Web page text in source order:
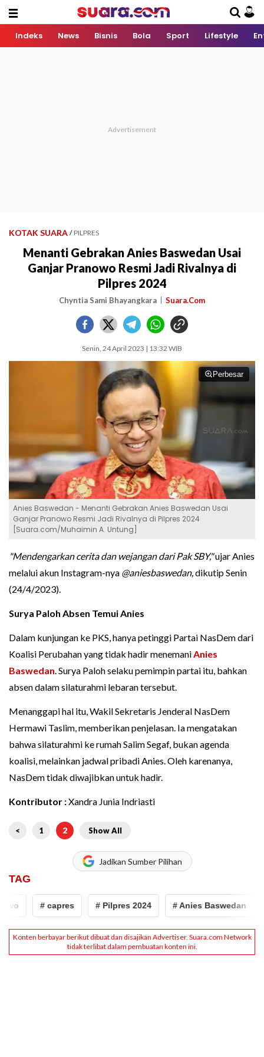
Indeks News Bisnis Bola Sport Lifestyle
KOTAK SUARA / PILPRES
Menanti Gebrakan Anies Baswedan Usai
Ganjar Pranowo Resmi Jadi Rivalnya di
Pilpres 2024
Chyntia Sami Bhayangkara Suara.Com
Senin, 24 April 2023 | 13:32 WIB
Perbesar
Anies Baswedan - Menanti Gebrakan Anies Baswedan Usai
Ganjar Pranowo Resmi Jadi Rivalnya di Pilpres 2024
[Suara.com/Muhaimin A. Untung]
"Mendengarkan cerita dan wejangan dari Pak SBY,"ujar Anies
melalui akun Instagram-nya @aniesbaswedan,dikutip Senin
(24/4/2023).
Surya Paloh Absen Temui Anies
Dalam kunjungan ke PKS, hanya petinggi Partai NasDem dari
Koalisi Perubahan yang tidak hadir menemaniAnies
Baswedan. Surya Paloh selaku pemimpin partai itu, bahkan
absen dalam silaturahmi lebaran tersebut.
Menanggapi hal itu, Wakil Sekretaris Jenderal NasDem
Hermawi Taslim, memberikan penjelasan. Ia mengatakan
bahwa silaturahmi ke rumah Salim Segaf, bukan agenda
koalisi, melainkan jadwal pribadi Anies. Oleh karenanya,
NasDem tidak diwajibkan untuk hadir.
Kontributor :Xandra Junia Indriasti
< 1 2 Show All
Jadikan Sumber Pilihan
TAG
# capres # Pilpres 2024 # Anies Baswedan